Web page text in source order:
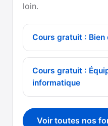
loin.
Cours gratuit :
Cours gratuit :
informatique
Voir toutes nos